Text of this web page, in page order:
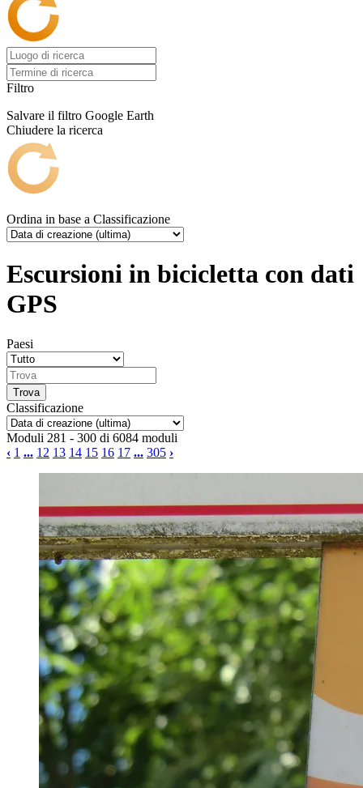
Filtro
Salvare il filtro Google Earth
Chiudere la ricerca
Ordina in base a Classificazione
Escursioni in bicicletta con dati
GPS
Paesi
Classificazione
Moduli 281 - 300 di 6084 moduli
‹ 1 ... 12 13 14 15 16 17 ... 305 ›